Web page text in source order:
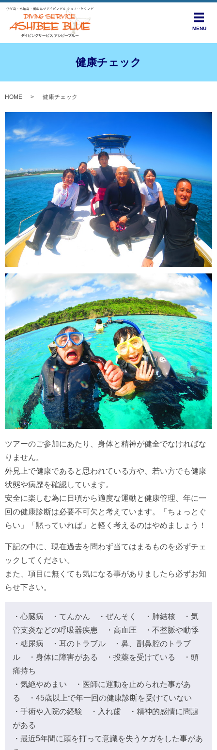
メニ
MENU
健康チェック
HOME 健康チェック
ツアーのご参加にあたり、身体と精神が健全でなければな
りません。
外見上で健康であると思われている方や、若い方でも健康
状態や病歴を確認しています。
安全に楽しむ為に日頃から適度な運動と健康管理、年に一
回の健康診断は必要不可欠と考えています。「ちょっとぐ
らい」「黙っていれば」と軽く考えるのはやめましょう！
下記の中に、現在過去を問わず当てはまるものを必ずチェ
ックしてください。
また、項目に無くても気になる事がありましたら必ずお知
らせ下さい。
・心臓病 ・てんかん ・ぜんそく ・肺結核 ・気
管支炎などの呼吸器疾患 ・高血圧 ・不整脈や動悸
・糖尿病 ・耳のトラブル ・鼻、副鼻腔のトラブ
ル ・身体に障害がある ・投薬を受けている ・頭
痛持ち
・気絶やめまい ・医師に運動を止められた事があ
る ・45歳以上で年一回の健康診断を受けていない
・手術や入院の経験 ・入れ歯 ・精神的感情に問題
がある
・最近5年間に頭を打って意識を失うケガをした事があ